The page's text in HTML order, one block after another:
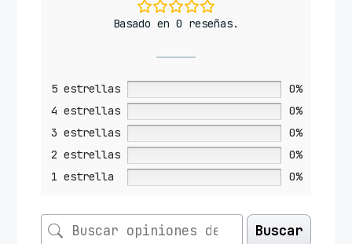
Basado en 0 reseñas.
5 estrellas
0%
4 estrellas
0%
3 estrellas
0%
2 estrellas
0%
1 estrella
0%
Buscar